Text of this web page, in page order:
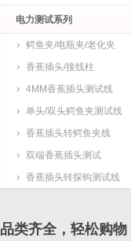
电力测试系列
鳄鱼夹/电瓶夹/老化夹
香蕉插头/接线柱
4MM香蕉插头测试线
单头/双头鳄鱼夹测试线
香蕉插头转鳄鱼夹线
双端香蕉插头测试
香蕉插头转探钩测试线
品类齐全，轻松购物